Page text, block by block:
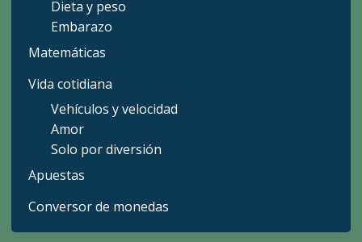
Dieta y peso
Embarazo
Matemáticas
Vida cotidiana
Vehículos y velocidad
Amor
Solo por diversión
Apuestas
Conversor de monedas